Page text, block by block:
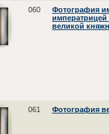
060
Фотография
великой
061 Фотография